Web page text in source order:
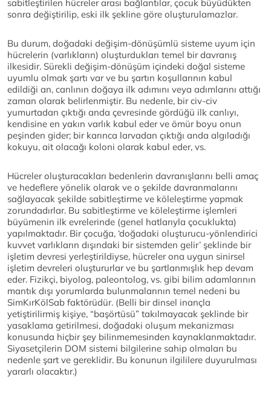
sabitleştirilen hücreler arası bağlantılar, çocuk büyüdükten
sonra değiştirilip, eski ilk şekline göre oluşturulamazlar.
Bu durum, doğadaki değişim-dönüşümlü sisteme uyum için
hücrelerin (varlıkların) oluşturdukları temel bir davranış
ilkesidir. Sürekli değişim-dönüşüm içindeki doğal sisteme
uyumlu olmak şartı var ve bu şartın koşullarının kabul
edildiği an, canlının doğaya ilk adımını veya adımlarını attığı
zaman olarak belirlenmiştir. Bu nedenle, bir civ-civ
yumurtadan çıktığı anda çevresinde gördüğü ilk canlıyı,
kendisine en yakın varlık kabul eder ve ömür boyu onun
peşinden gider; bir karınca larvadan çıktığı anda algıladığı
kokuyu, ait olacağı koloni olarak kabul eder, vs.
Hücreler oluşturacakları bedenlerin davranışlarını belli amaç
ve hedeflere yönelik olarak ve o şekilde davranmalarını
sağlayacak şekilde sabitleştirme ve köleleştirme yapmak
zorundadırlar. Bu sabitleştirme ve köleleştirme işlemleri
büyümenin ilk evrelerinde (genel hatlarıyla çocuklukta)
yapılmaktadır. Bir çocuğa, ‘doğadaki oluşturucu-yönlendirici
kuvvet varlıkların dışındaki bir sistemden gelir’ şeklinde bir
işletim devresi yerleştirildiyse, hücreler ona uygun sinirsel
işletim devreleri oluştururlar ve bu şartlanmışlık hep devam
eder. Fizikçi, biyolog, paleontolog, vs. gibi bilim adamlarının
mantık dışı yorumlarda bulunmalarının temel nedeni bu
SimKırKölSab faktörüdür. (Belli bir dinsel inançla
yetiştirilirmiş kişiye, “başörtüsü” takılmayacak şeklinde bir
yasaklama getirilmesi, doğadaki oluşum mekanizması
konusunda hiçbir şey bilinmemesinden kaynaklanmaktadır.
Siyasetçilerin DOM sistemi bilgilerine sahip olmaları bu
nedenle şart ve gereklidir. Bu konunun ilgililere duyurulması
yararlı olacaktır.)